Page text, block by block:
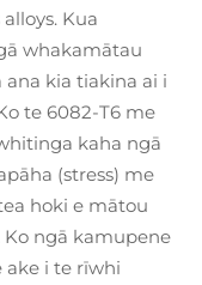
Kua
whakamātau
kia tiakina ai i
te 6082-T6 me
kaha ngā
(stress) me
hoki e mātou
ngā kamupene
ake i te rīwhi